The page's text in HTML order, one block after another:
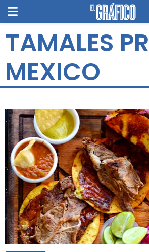
TAMALES
MEXICO